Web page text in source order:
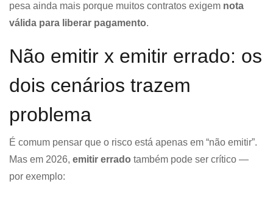
pesa ainda mais porque muitos contratos exigem nota
válida para liberar pagamento.
Não emitir x emitir errado: os
dois cenários trazem
problema
É comum pensar que o risco está apenas em “não emitir”.
Mas em 2026, emitir errado também pode ser crítico —
por exemplo: